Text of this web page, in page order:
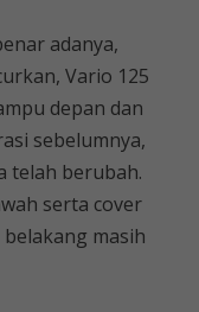
adanya,
Vario 125
depan dan
sebelumnya,
telah berubah.
serta cover
masih